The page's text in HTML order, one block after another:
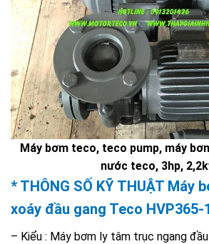
Máy bơm teco, teco pump, máy
nước teco, 3hp,
* THÔNG SỐ KỸ THUẬT Máy
xoáy đầu gang Teco HVP365-
– Kiểu : Máy bơm ly tâm trục ngang